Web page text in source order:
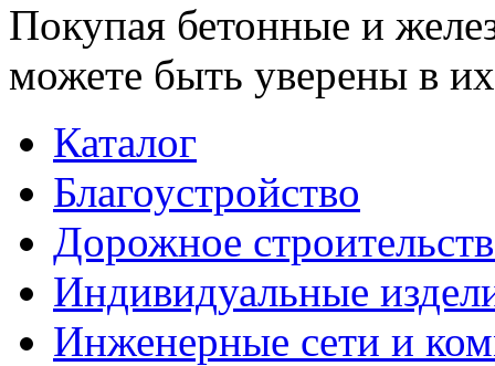
Покупая бетонные и
можете быть уверены в их
Каталог
Благоустройство
Дорожное
Индивидуальные
Инженерные сети и